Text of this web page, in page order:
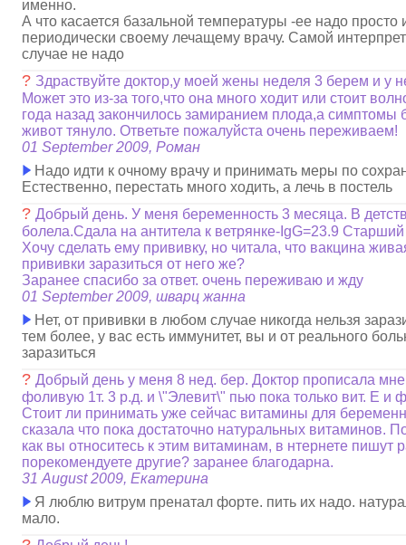
именно.
А что касается базальной температуры -ее надо просто
периодически своему лечащему врачу. Самой
случае не надо
? Здраствуйте доктор,у моей жены неделя 3 берем и у
Может это из-за того,что она много ходит или стоит
года назад закончилось замиранием плода,а симптомы
живот тянуло. Ответьте пожалуйста очень переживаем!
01 September 2009, Роман
Надо идти к очному врачу и принимать меры по
Естественно, перестать много ходить, а лечь в постель
?Добрый день. У меня беременность 3 месяца. В
болела.Сдала на антитела к ветрянке-IgG=23.9
Хочу сделать ему прививку, но читала, что вакцина
прививки заразиться от него же?
Заранее спасибо за ответ. очень переживаю и жду
01 September 2009, шварц жанна
Нет, от прививки в любом случае никогда нельзя
тем более, у вас есть иммунитет, вы и от реального
заразиться
?Добрый день у меня 8 нед. бер. Доктор прописала
фоливую 1т. 3 р.д. и \"Элевит\" пью пока только вит. Е
Стоит ли принимать уже сейчас витамины для
сказала что пока достаточно натуральных витаминов.
как вы относитесь к этим витаминам, в нтернете пишут
порекомендуете другие? заранее благодарна.
31 August 2009, Екатерина
Я люблю витрум пренатал форте. пить их надо.
мало.